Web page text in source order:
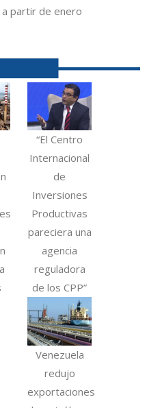
partir de enero
“El Centro
Internacional
de
Inversiones
Productivas
pareciera una
agencia
reguladora
de los CPP”
Venezuela
redujo
exportaciones